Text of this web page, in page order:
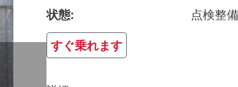
状態
点検整
すぐ乗れます